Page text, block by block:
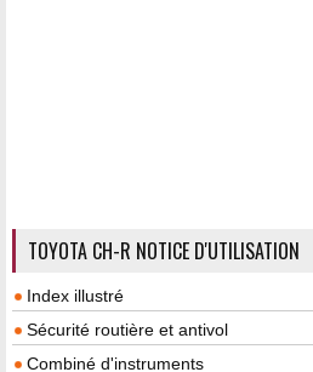
TOYOTA CH-R NOTICE D'UTILISATION
Index illustré
Sécurité routière et antivol
Combiné d'instruments